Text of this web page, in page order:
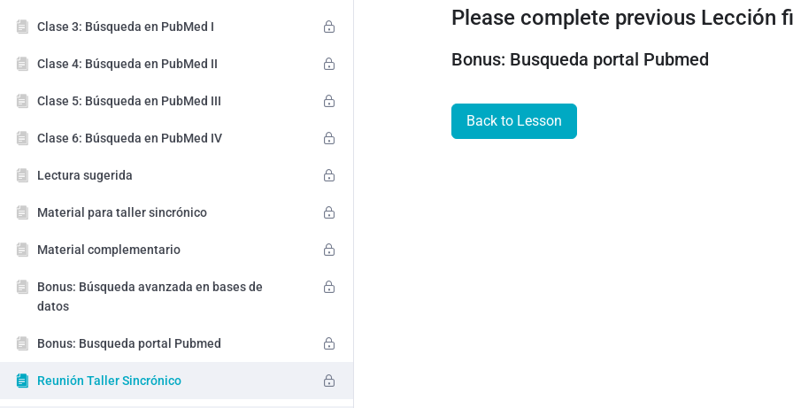
Clase 3: Búsqueda en PubMed I
Clase 4: Búsqueda en PubMed II
Clase 5: Búsqueda en PubMed III
Clase 6: Búsqueda en PubMed IV
Lectura sugerida
Material para taller sincrónico
Material complementario
Bonus: Búsqueda avanzada en bases de
datos
Bonus: Busqueda portal Pubmed
Reunión Taller Sincrónico
Please complete previous Lección
Bonus: Busqueda portal Pubmed
Back to Lesson